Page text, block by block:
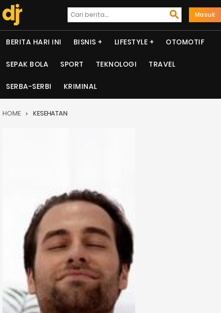
Masuk
BERITA HARI INI BISNIS LIFESTYLE OTOMOTIF
SEPAK BOLA SPORT TEKNOLOGI TRAVEL
SERBA-SERBI KRIMINAL
HOME KESEHATAN